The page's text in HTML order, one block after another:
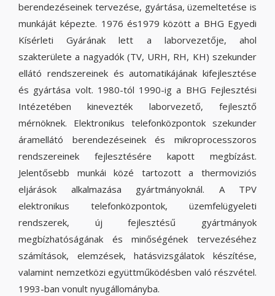
berendezéseinek tervezése, gyártása, üzemeltetése is
munkáját képezte. 1976 és1979 között a BHG Egyedi
Kísérleti Gyárának lett a laborvezetője, ahol
szakterülete a nagyadók (TV, URH, RH, KH) szekunder
ellátó rendszereinek és automatikájának kifejlesztése
és gyártása volt. 1980-tól 1990-ig a BHG Fejlesztési
Intézetében kinevezték laborvezető, fejlesztő
mérnöknek. Elektronikus telefonközpontok szekunder
áramellátó berendezéseinek és mikroprocesszoros
rendszereinek fejlesztésére kapott megbízást.
Jelentősebb munkái közé tartozott a thermoviziós
eljárások alkalmazása gyártmányoknál. A TPV
elektronikus telefonközpontok, üzemfelügyeleti
rendszerek, új fejlesztésű gyártmányok
megbízhatóságának és minőségének tervezéséhez
számítások, elemzések, hatásvizsgálatok készítése,
valamint nemzetközi együttműködésben való részvétel.
1993-ban vonult nyugállományba.